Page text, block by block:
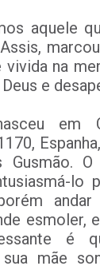
aquele
na
e
em
Gusmão.
lo
esmoler,
é
sua mãe